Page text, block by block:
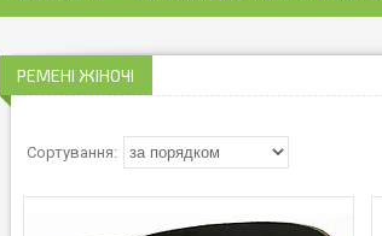
РЕМЕНІ ЖІНОЧІ